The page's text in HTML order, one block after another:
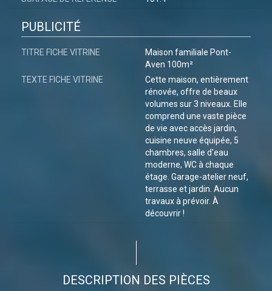
PUBLICITÉ
TITRE FICHE VITRINE
Maison familiale Pont-
Aven 100m²
TEXTE FICHE VITRINE
Cette maison, entièrement
rénovée, offre de beaux
volumes sur 3 niveaux. Elle
comprend une vaste pièce
de vie avec accès jardin,
cuisine neuve équipée, 5
chambres, salle d'eau
moderne, WC à chaque
étage. Garage-atelier neuf,
terrasse et jardin. Aucun
travaux à prévoir. À
découvrir !
DESCRIPTION DES PIÈCES